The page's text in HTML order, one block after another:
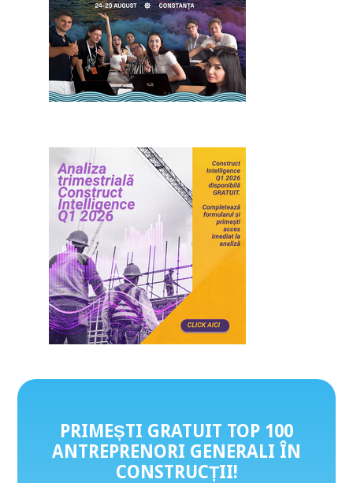
PRIMEȘTI GRATUIT TOP 100
ANTREPRENORI GENERALI ÎN
CONSTRUCȚII!